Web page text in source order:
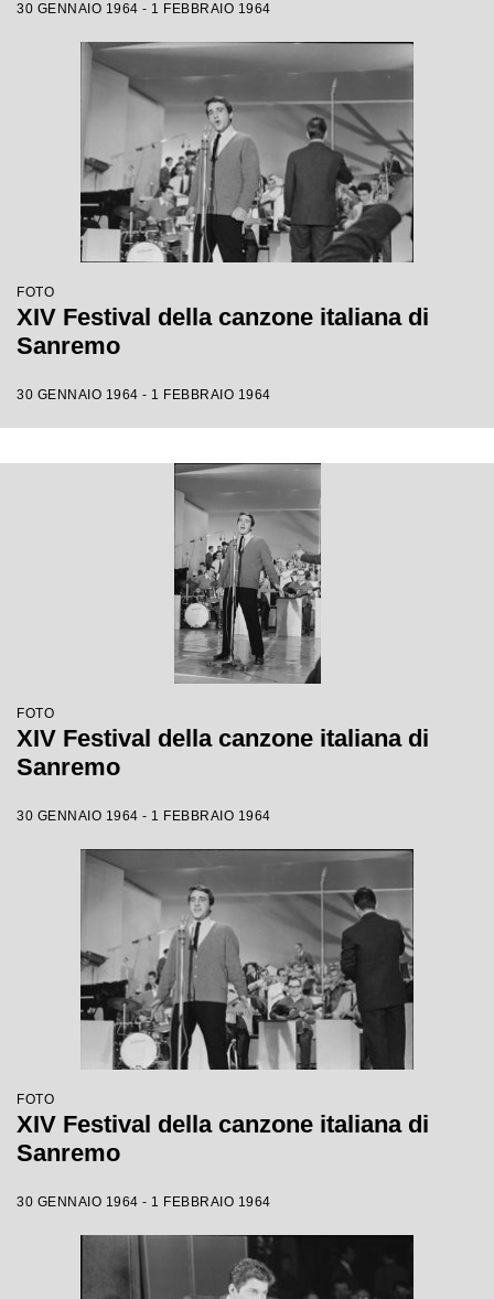
30 GENNAIO 1964 - 1 FEBBRAIO 1964
FOTO
XIV Festival della canzone italiana di
Sanremo
30 GENNAIO 1964 - 1 FEBBRAIO 1964
FOTO
XIV Festival della canzone italiana di
Sanremo
30 GENNAIO 1964 - 1 FEBBRAIO 1964
FOTO
XIV Festival della canzone italiana di
Sanremo
30 GENNAIO 1964 - 1 FEBBRAIO 1964